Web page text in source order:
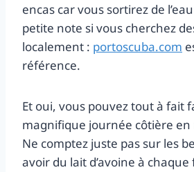
encas car vous sortirez de
petite note si vous cherchez
localement : portoscuba.com
référence.
Et oui, vous pouvez tout à fait
magnifique journée côtière
Ne comptez juste pas sur les
avoir du lait d’avoine à chaque